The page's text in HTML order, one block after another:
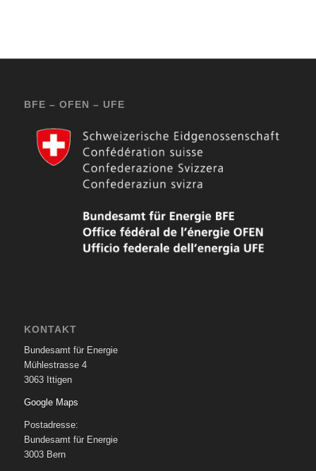
BFE – OFEN – UFE
KONTAKT
Bundesamt für Energie
Mühlestrasse 4
3063 Ittigen
Google Maps
Postadresse:
Bundesamt für Energie
3003 Bern